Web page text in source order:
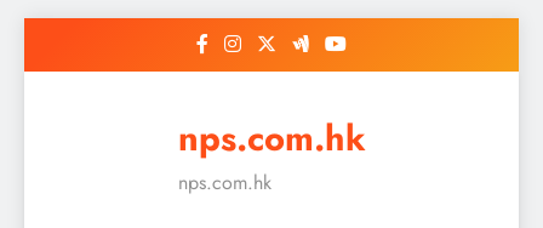
nps.com.hk
nps.com.hk